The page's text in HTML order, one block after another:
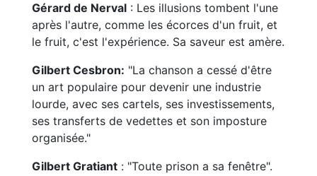
Gérard de Nerval : Les illusions tombent l'une
après l'autre, comme les écorces d'un fruit, et
le fruit, c'est l'expérience. Sa saveur est amère.
Gilbert Cesbron: "La chanson a cessé d'être
un art populaire pour devenir une industrie
lourde, avec ses cartels, ses investissements,
ses transferts de vedettes et son imposture
organisée."
Gilbert Gratiant : "Toute prison a sa fenêtre".